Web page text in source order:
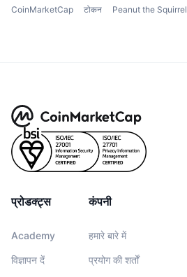
CoinMarketCap टोकन Peanut the Squirrel
प्रोडक्ट्स
Academy
विज्ञापन दें
कंपनी
हमारे बारे में
प्रयोग की शर्तों